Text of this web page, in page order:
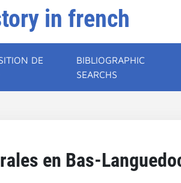
in french
DE
BIBLIOGRAPHIC
SEARCHS
en Bas-